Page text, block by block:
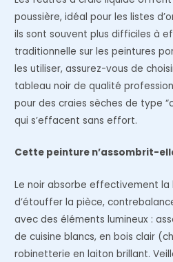
poussière, idéal pour les listes
ils sont souvent plus difficiles à
traditionnelle sur les peintures
les utiliser, assurez-vous de
tableau noir de qualité
pour des craies sèches de type
qui s’effacent sans effort.
Cette peinture n’assombrit-
Le noir absorbe effectivement la
d’étouffer la pièce,
avec des éléments lumineux :
de cuisine blancs, en bois clair
robinetterie en laiton brillant.